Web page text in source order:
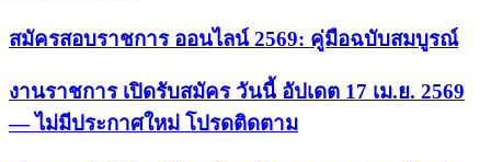
สมัครสอบราชการ ออนไลน์ 2569: คู่มือฉบับสมบูรณ์
งานราชการ เปิดรับสมัคร วันนี้ อัปเดต 17 เม.ย. 2569
— ไม่มีประกาศใหม่ โปรดติดตาม